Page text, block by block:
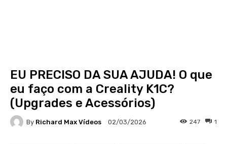
EU PRECISO DA SUA AJUDA! O que
eu faço com a Creality K1C?
(Upgrades e Acessórios)
By Richard Max Vídeos 02/03/2026 1
247